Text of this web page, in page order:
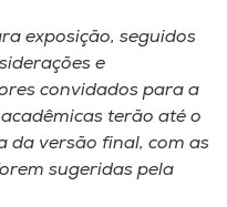
exposição, seguidos
e
convidados para a
terão até o
da versão final, com as
sugeridas pela